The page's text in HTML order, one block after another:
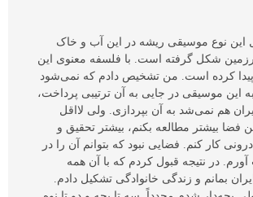
این نوع موسیقی ریشه در این آب و خاک
شکل گرفته است. با فلسفه معنوی این
کرده است. من تشخیص دادم که نمی‌شود
این موسیقی در جایی به آن ترتیبی پرداخت،
هم نمی‌شد به آن بپردازی. ولی لااقل
فضا بیشتر مطالعه بکنم، بیشتر تحقیق و
کار کنم. فضایی نبود که بتوانم آن را در
در نتیجه قبول کردم که با آن همه
بمانم و زندگی خانوادگی تشکیل دادم.